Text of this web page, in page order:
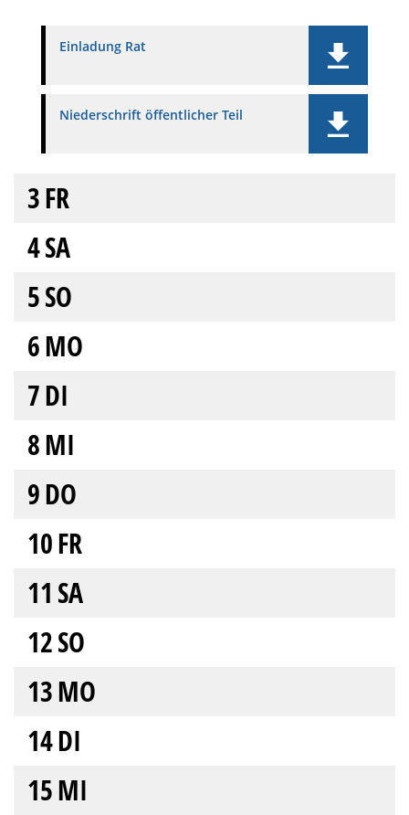
Einladung Rat
Niederschrift öffentlicher Teil
3FR
4SA
5SO
6MO
7DI
8MI
9DO
10FR
11 SA
12SO
13MO
14DI
15MI